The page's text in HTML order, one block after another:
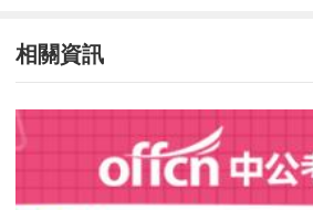
B.勞動關系產生的原因是
C.勞務關系中，違反合同
D.勞動關系中，違反合同
參考答案：B
相關資訊